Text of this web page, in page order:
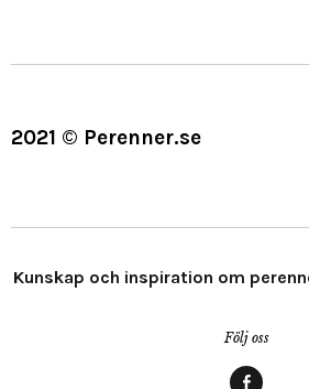
2021 © Perenner.se
Kunskap och inspiration om
Följ oss